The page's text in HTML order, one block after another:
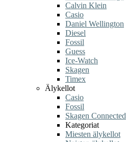
Calvin Klein
Casio
Daniel Wellington
Diesel
Fossil
Guess
Ice-Watch
Skagen
Timex
Älykellot
Casio
Fossil
Skagen Connected
Kategoriat
Miesten älykellot